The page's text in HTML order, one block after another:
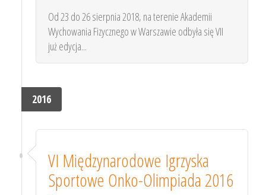
Od 23 do 26 sierpnia 2018, na terenie Akademii
Wychowania Fizycznego w Warszawie odbyła się VII
już edycja...
2016
VI Międzynarodowe Igrzyska
Sportowe Onko-Olimpiada 2016